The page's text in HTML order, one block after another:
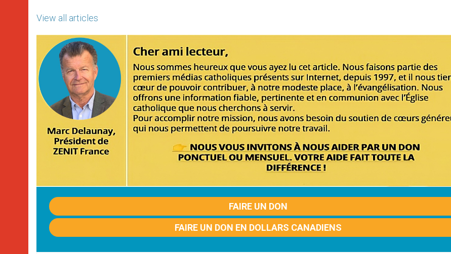
View all articles
FAIRE UN DON
FAIRE UN DON EN DOLLARS CANADIENS